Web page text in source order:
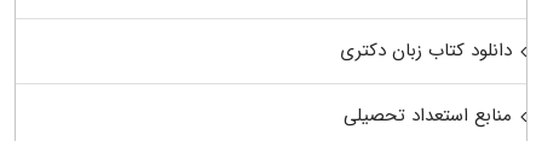
دانلود کتاب زبان دکتری
منابع استعداد تحصیلی